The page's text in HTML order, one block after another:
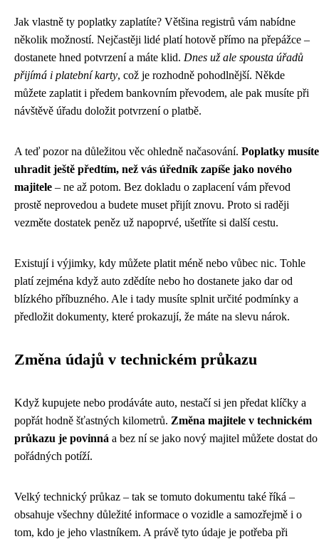
Jak vlastně ty poplatky zaplatíte? Většina registrů vám nabídne
několik možností. Nejčastěji lidé platí hotově přímo na přepážce –
dostanete hned potvrzení a máte klid. Dnes už ale spousta úřadů
přijímá i platební karty, což je rozhodně pohodlnější. Někde
můžete zaplatit i předem bankovním převodem, ale pak musíte při
návštěvě úřadu doložit potvrzení o platbě.
A teď pozor na důležitou věc ohledně načasování. Poplatky musíte
uhradit ještě předtím, než vás úředník zapíše jako nového
majitele – ne až potom. Bez dokladu o zaplacení vám převod
prostě neprovedou a budete muset přijít znovu. Proto si raději
vezměte dostatek peněz už napoprvé, ušetříte si další cestu.
Existují i výjimky, kdy můžete platit méně nebo vůbec nic. Tohle
platí zejména když auto zdědíte nebo ho dostanete jako dar od
blízkého příbuzného. Ale i tady musíte splnit určité podmínky a
předložit dokumenty, které prokazují, že máte na slevu nárok.
Změna údajů v technickém průkazu
Když kupujete nebo prodáváte auto, nestačí si jen předat klíčky a
popřát hodně šťastných kilometrů. Změna majitele v technickém
průkazu je povinná a bez ní se jako nový majitel můžete dostat do
pořádných potíží.
Velký technický průkaz – tak se tomuto dokumentu také říká –
obsahuje všechny důležité informace o vozidle a samozřejmě i o
tom, kdo je jeho vlastníkem. A právě tyto údaje je potřeba při